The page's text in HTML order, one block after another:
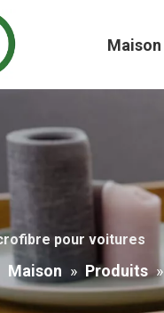
Maison
pour voitures
Maison » Produits »